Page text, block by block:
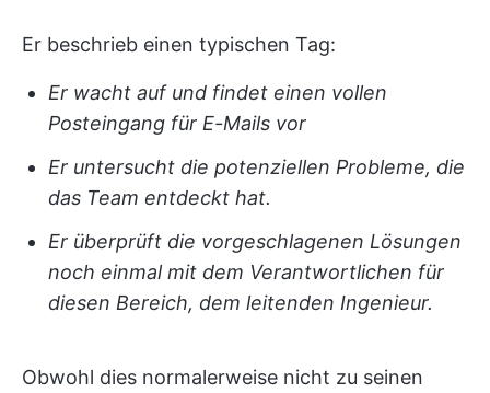
Er beschrieb einen typischen Tag:
Er wacht auf und findet einen vollen
Posteingang für E-Mails vor
Er untersucht die potenziellen Probleme, die
das Team entdeckt hat.
Er überprüft die vorgeschlagenen Lösungen
noch einmal mit dem Verantwortlichen für
diesen Bereich, dem leitenden Ingenieur.
Obwohl dies normalerweise nicht zu seinen